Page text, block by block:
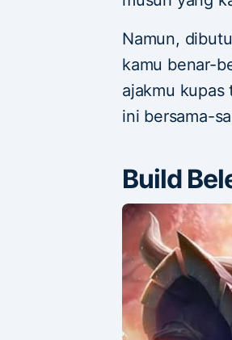
Namun,
kamu benar-
ajakmu
ini bersama-
Build